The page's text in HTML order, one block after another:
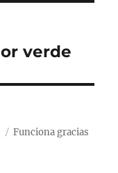
verde
Funciona gracias